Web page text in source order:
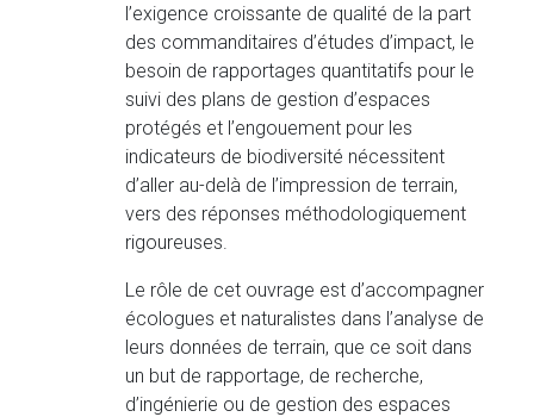
l’exigence croissante de qualité de la part
des commanditaires d’études d’impact, le
besoin de rapportages quantitatifs pour le
suivi des plans de gestion d’espaces
protégés et l’engouement pour les
indicateurs de biodiversité nécessitent
d’aller au-delà de l’impression de terrain,
vers des réponses méthodologiquement
rigoureuses.
Le rôle de cet ouvrage est d’accompagner
écologues et naturalistes dans l’analyse de
leurs données de terrain, que ce soit dans
un but de rapportage, de recherche,
d’ingénierie ou de gestion des espaces